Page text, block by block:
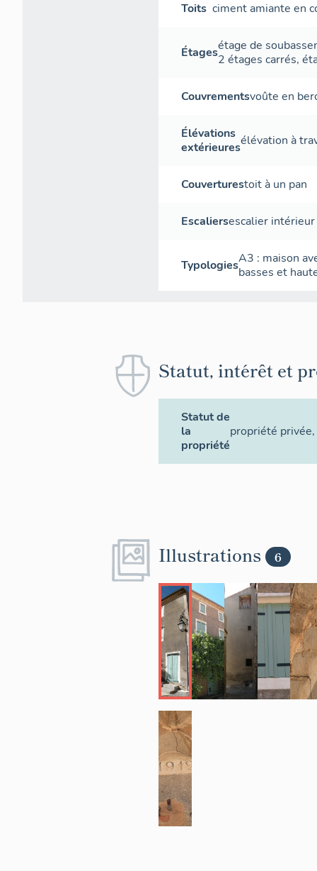
Toits ciment amiante en
Étagesétage de
2 étages carrés,
Couvrementsvoûte en
Élévations
extérieuresélévation à
Couverturestoit à un pan
Escaliersescalier intérieur
TypologiesA3 : maison
basses et
Statut, intérêt et
Statut de
la
propriété
propriété privée
Illustrations 6